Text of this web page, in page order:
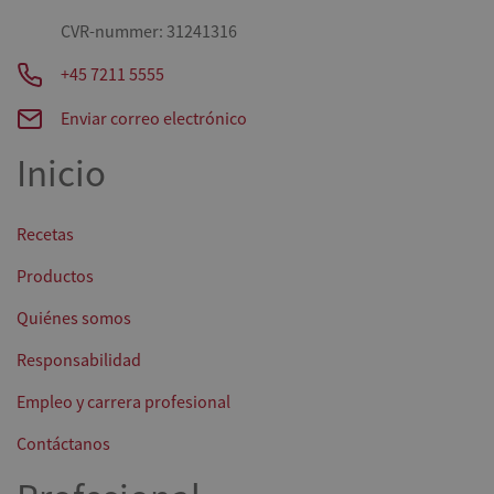
CVR-nummer: 31241316
+45 7211 5555
Enviar correo electrónico
Inicio
Recetas
Productos
Quiénes somos
Responsabilidad
Empleo y carrera profesional
Contáctanos